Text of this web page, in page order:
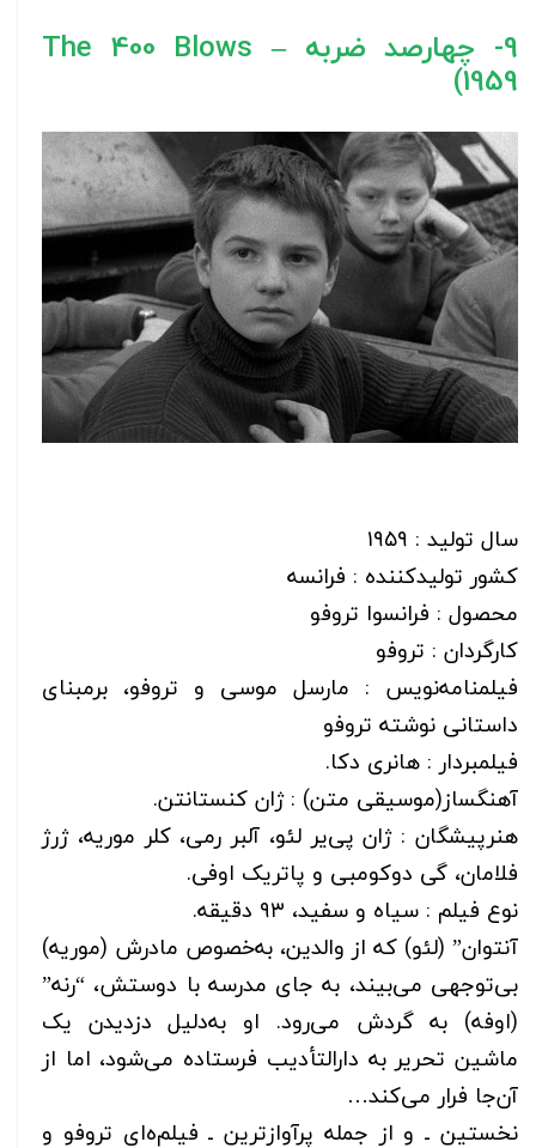
9- چهارصد ضربه – The 400 Blows
(1959
سال تولید : ۱۹۵۹
کشور تولیدکننده : فرانسه
محصول : فرانسوا تروفو
کارگردان : تروفو
فیلمنامه‌نویس : مارسل موسی و تروفو، برمبنای
داستانی نوشته تروفو
فیلمبردار : هانری دکا.
آهنگساز(موسیقی متن) : ژان کنستانتن.
هنرپیشگان : ژان پی‌یر لئو، آلبر رمی، کلر موریه، ژرژ
فلامان، گی دوکومبی و پاتریک اوفی.
نوع فیلم : سیاه و سفید، ۹۳ دقیقه.
آنتوان” (لئو) که از والدین، به‌خصوص مادرش (موریه)
بی‌توجهی می‌بیند، به جای مدرسه با دوستش، “رنه”
(اوفه) به گردش می‌‌رود. او به‌دلیل دزدیدن یک
ماشین تحریر به دارالتأدیب فرستاده می‌شود، اما از
آن‌جا فرار می‌کند…
نخستین ـ و از جمله پرآوازترین ـ فیلم‌ەای تروفو و